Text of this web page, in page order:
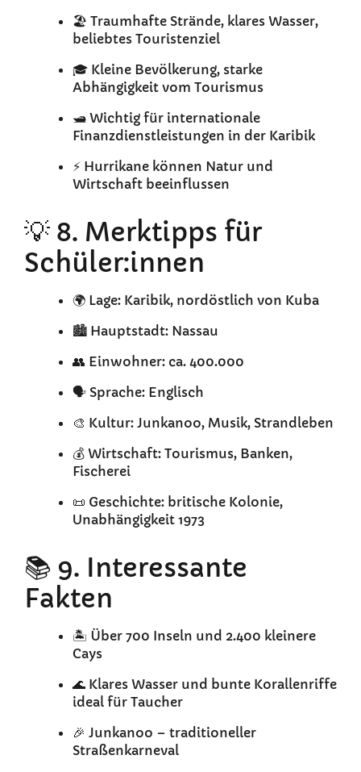
🏖️ Traumhafte Strände, klares Wasser,
beliebtes Touristenziel
🎓 Kleine Bevölkerung, starke
Abhängigkeit vom Tourismus
🛥️ Wichtig für internationale
Finanzdienstleistungen in der Karibik
⚡ Hurrikane können Natur und
Wirtschaft beeinflussen
💡 8. Merktipps für
Schüler:innen
🌍 Lage: Karibik, nordöstlich von Kuba
🏙️ Hauptstadt: Nassau
👥 Einwohner: ca. 400.000
🗣️ Sprache: Englisch
🎨 Kultur: Junkanoo, Musik, Strandleben
💰 Wirtschaft: Tourismus, Banken,
Fischerei
📜 Geschichte: britische Kolonie,
Unabhängigkeit 1973
📚 9. Interessante
Fakten
🏝️ Über 700 Inseln und 2.400 kleinere
Cays
🌊 Klares Wasser und bunte Korallenriffe
ideal für Taucher
🎉 Junkanoo – traditioneller
Straßenkarneval